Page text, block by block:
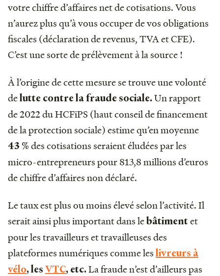
votre chiffre d’affaires net de cotisations. Vous
n’aurez plus qu’à vous occuper de vos obligations
fiscales (déclaration de revenus, TVA et CFE).
C’est une sorte de prélèvement à la source !
À l’origine de cette mesure se trouve une volonté
delutte contre la fraude sociale.Un rapport
de 2022 du HCFiPS (haut conseil de financement
de la protection sociale) estime qu’en moyenne
43 % des cotisations seraient éludées par les
micro-entrepreneurs pour 813,8 millions d’euros
de chiffre d’affaires non déclaré.
Le taux est plus ou moins élevé selon l’activité. Il
serait ainsi plus important dans lebâtiment et
pour les travailleurs et travailleuses des
plateformes numériques comme les livreurs à
vélo, les VTC, etc.La fraude n’est d’ailleurs pas